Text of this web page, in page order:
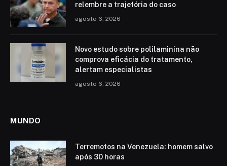
relembre a trajetória do caso
agosto 6, 2026
Novo estudo sobre polilaminina não
comprova eficácia do tratamento,
alertam especialistas
agosto 6, 2026
MUNDO
Terremotos na Venezuela: homem salvo
após 30 horas